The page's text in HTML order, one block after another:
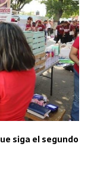
siga el segundo